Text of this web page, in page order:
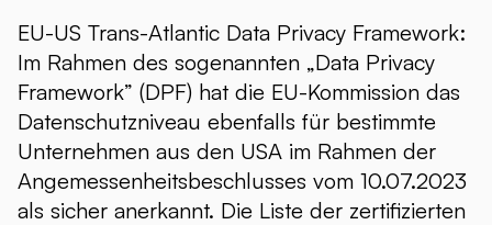
EU-US Trans-Atlantic Data Privacy Framework:
Im Rahmen des sogenannten „Data Privacy
Framework” (DPF) hat die EU-Kommission das
Datenschutzniveau ebenfalls für bestimmte
Unternehmen aus den USA im Rahmen der
Angemessenheitsbeschlusses vom 10.07.2023
als sicher anerkannt. Die Liste der zertifizierten